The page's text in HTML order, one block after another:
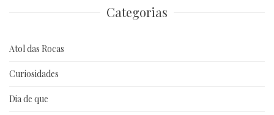
Categorias
Atol das Rocas
Curiosidades
Dia de que